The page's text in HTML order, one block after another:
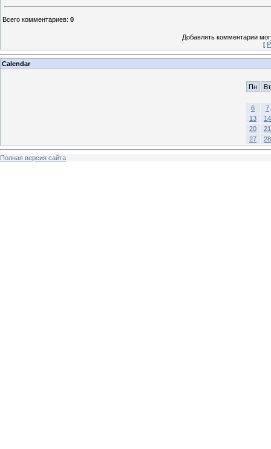
Всего комментариев: 0
Добавлять комментарии
[
Calendar
Пн Вт
6
7
13
14
20
21
27
28
Полная версия сайта